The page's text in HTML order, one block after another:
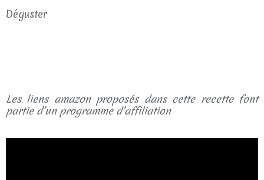
Déguster
Les liens amazon proposés dans cette recette font
partie d’un programme d’affiliation